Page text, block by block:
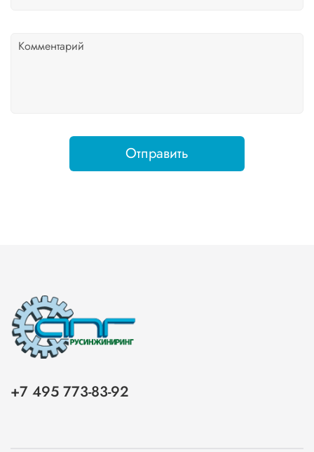
Отправить
+7 495 773-83-92